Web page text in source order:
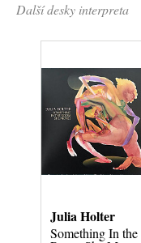
Další desky interpreta
Julia Holter
Something In the